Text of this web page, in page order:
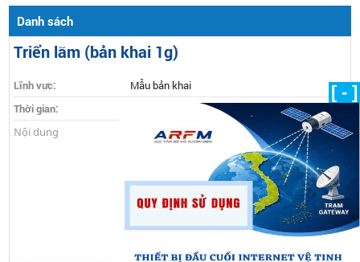
Danh sách
Triển lãm (bản khai 1g)
Lĩnh vực:
Mẫu bản khai
Thời gian:
Nội dung
[ - ]